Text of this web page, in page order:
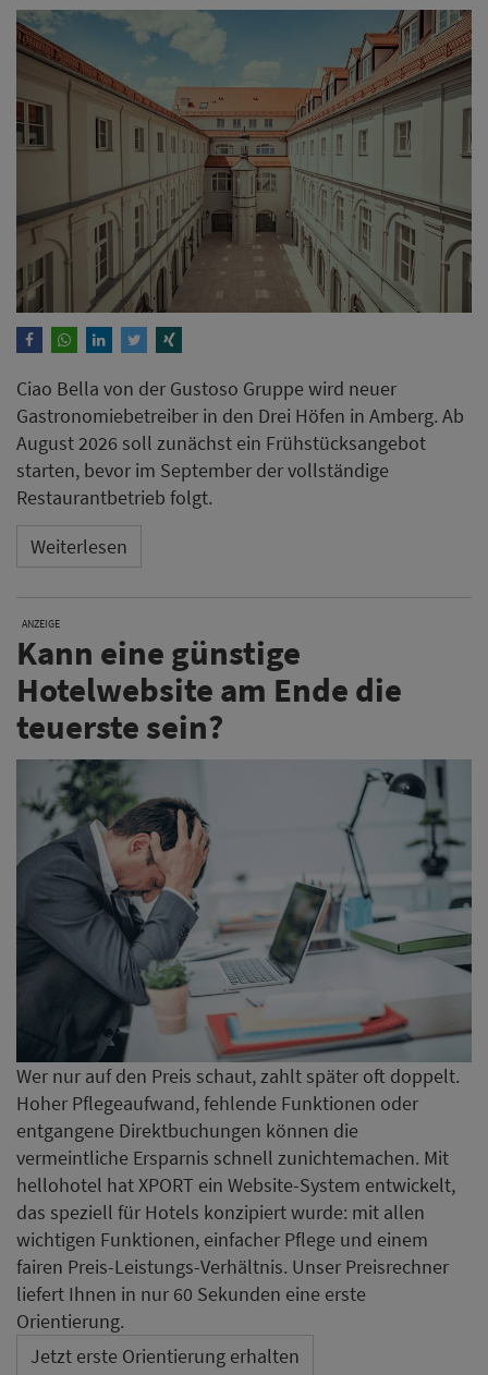
Ciao Bella von der Gustoso Gruppe wird neuer
Gastronomiebetreiber in den Drei Höfen in Amberg. Ab
August 2026 soll zunächst ein Frühstücksangebot
starten, bevor im September der vollständige
Restaurantbetrieb folgt.
Weiterlesen
ANZEIGE
Kann eine günstige
Hotelwebsite am Ende die
teuerste sein?
Wer nur auf den Preis schaut, zahlt später oft doppelt.
Hoher Pflegeaufwand, fehlende Funktionen oder
entgangene Direktbuchungen können die
vermeintliche Ersparnis schnell zunichtemachen. Mit
hellohotel hat XPORT ein Website-System entwickelt,
das speziell für Hotels konzipiert wurde: mit allen
wichtigen Funktionen, einfacher Pflege und einem
fairen Preis-Leistungs-Verhältnis. Unser Preisrechner
liefert Ihnen in nur 60 Sekunden eine erste
Orientierung.
Jetzt erste Orientierung erhalten